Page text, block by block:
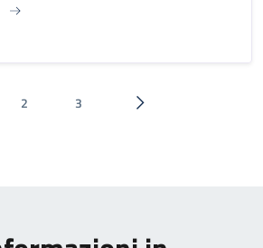
attualePagina
2 Pagina
3 Pagina successiva